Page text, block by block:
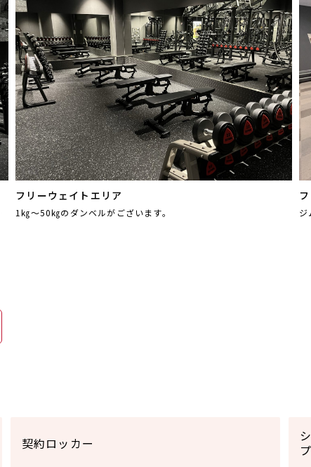
フリーウェイトエリア
1㎏～50㎏のダンベルがございます。 ジ
契約ロッカー